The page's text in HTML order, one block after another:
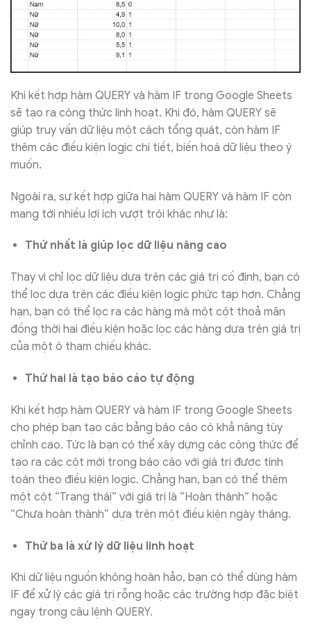
Khi kết hợp hàm QUERY và hàm IF trong Google Sheets
sẽ tạo ra công thức linh hoạt. Khi đó, hàm QUERY sẽ
giúp truy vấn dữ liệu một cách tổng quát, còn hàm IF
thêm các điều kiện logic chi tiết, biến hoá dữ liệu theo ý
muốn.
Ngoài ra, sự kết hợp giữa hai hàm QUERY và hàm IF còn
mang tới nhiều lợi ích vượt trội khác như là:
Thứ nhất là giúp lọc dữ liệu nâng cao
Thay vì chỉ lọc dữ liệu dựa trên các giá trị cố định, bạn có
thể lọc dựa trên các điều kiện logic phức tạp hơn. Chẳng
hạn, bạn có thể lọc ra các hàng mà một cột thoả mãn
đồng thời hai điều kiện hoặc lọc các hàng dựa trên giá trị
của một ô tham chiếu khác.
Thứ hai là tạo báo cáo tự động
Khi kết hợp hàm QUERY và hàm IF trong Google Sheets
cho phép bạn tạo các bảng báo cáo có khả năng tùy
chỉnh cao. Tức là bạn có thể xây dựng các công thức để
tạo ra các cột mới trong báo cáo với giá trị được tính
toán theo điều kiện logic. Chẳng hạn, bạn có thể thêm
một cột “Trạng thái” với giá trị là “Hoàn thành” hoặc
“Chưa hoàn thành” dựa trên một điều kiện ngày tháng.
Thứ ba là xử lý dữ liệu linh hoạt
Khi dữ liệu nguồn không hoàn hảo, bạn có thể dùng hàm
IF để xử lý các giá trị rỗng hoặc các trường hợp đặc biệt
ngay trong câu lệnh QUERY.